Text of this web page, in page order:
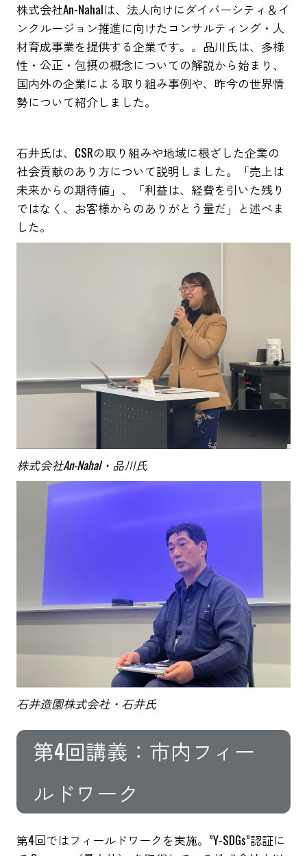
株式会社An-Nahalは、法人向けにダイバーシティ＆イ
ンクルージョン推進に向けたコンサルティング・人
材育成事業を提供する企業です。。品川氏は、多様
性・公正・包摂の概念についての解説から始まり、
国内外の企業による取り組み事例や、昨今の世界情
勢について紹介しました。
石井氏は、CSRの取り組みや地域に根ざした企業の
社会貢献のあり方について説明しました。「売上は
未来からの期待値」、「利益は、経費を引いた残り
ではなく、お客様からのありがとう量だ」と述べま
した。
株式会社An-Nahal・品川氏
石井造園株式会社・石井氏
第4回講義：市内フィー
ルドワーク
第4回ではフィールドワークを実施。”Y-SDGs”認証に